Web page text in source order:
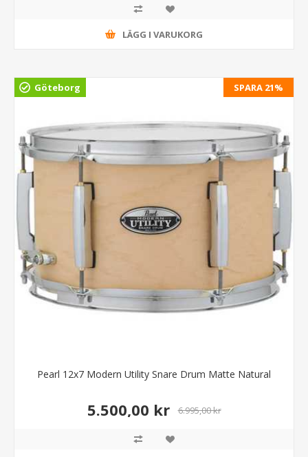
LÄGG I VARUKORG
SPARA 21%
Göteborg
Pearl 12x7 Modern Utility Snare Drum Matte Natural
5.500,00 kr 6.995,00 kr